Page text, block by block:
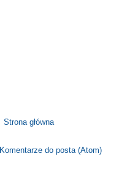
Strona główna
Komentarze do posta (Atom)